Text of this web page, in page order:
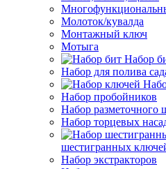
Молоток/кувалда
Монтажный ключ
Мотыга
Набор
Набор для полива
Набор пробойников
Набор разметочного
Набор торцевых
шестигранных
Набор экстракторов